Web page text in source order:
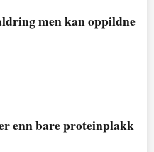
men kan oppildne
enn bare proteinplakk